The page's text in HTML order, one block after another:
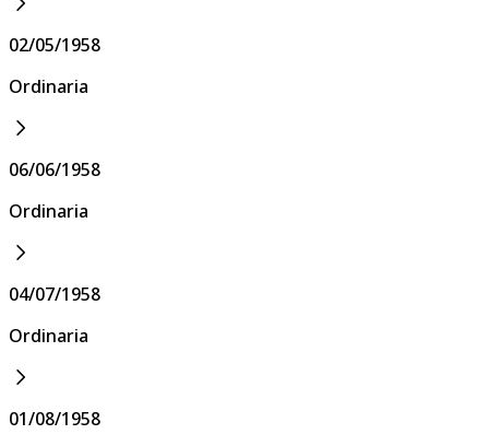
02/05/1958
Ordinaria
06/06/1958
Ordinaria
04/07/1958
Ordinaria
01/08/1958